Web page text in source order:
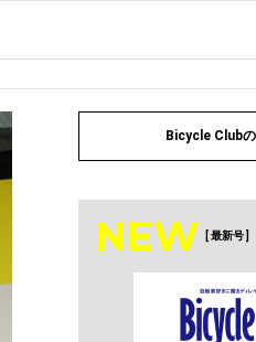
Bicycle Club
NEW [ 最新号 ]